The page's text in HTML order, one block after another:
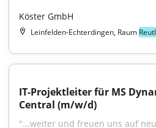
Köster GmbH
Leinfelden-Echterdingen, Raum
IT-Projektleiter für MS
Central (m/w/d)
"...weiter und freuen uns auf